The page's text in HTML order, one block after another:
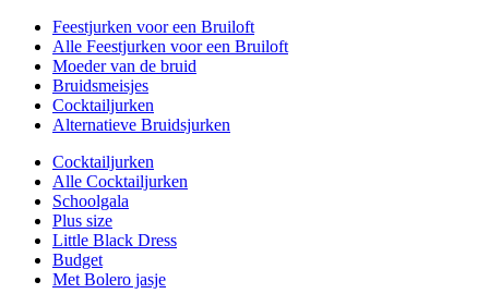
Feestjurken voor een Bruiloft
Alle Feestjurken voor een Bruiloft
Moeder van de bruid
Bruidsmeisjes
Cocktailjurken
Alternatieve Bruidsjurken
Cocktailjurken
Alle Cocktailjurken
Schoolgala
Plus size
Little Black Dress
Budget
Met Bolero jasje